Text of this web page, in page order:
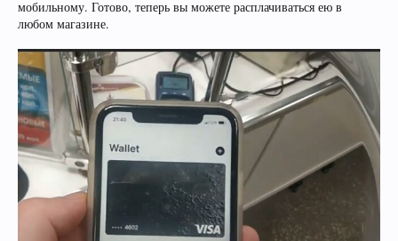
мобильному. Готово, теперь вы можете расплачиваться ею в
любом магазине.